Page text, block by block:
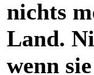
nichts
Land.
wenn